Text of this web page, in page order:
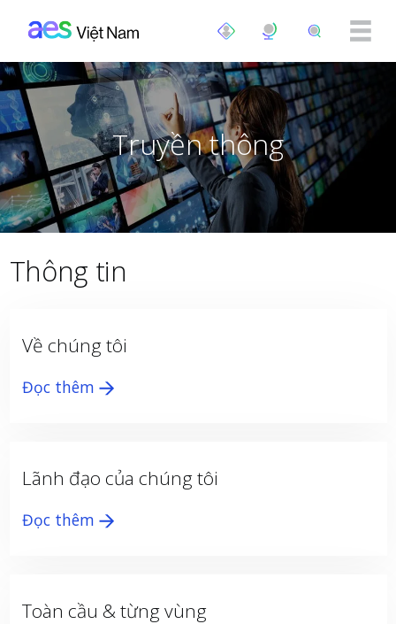
Truyền thông
Thông tin
Về chúng tôi
Đọc thêm
Lãnh đạo của chúng tôi
Đọc thêm
Toàn cầu & từng vùng